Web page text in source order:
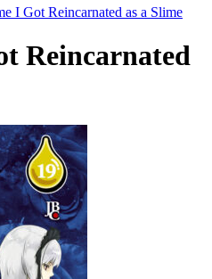
I Got Reincarnated as a Slime
Reincarnated